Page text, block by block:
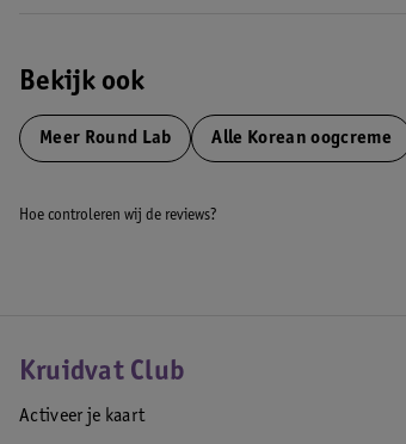
Bekijk ook
Meer Round Lab Alle Korean oogcreme
Hoe controleren wij de reviews?
Kruidvat Club
Activeer je kaart